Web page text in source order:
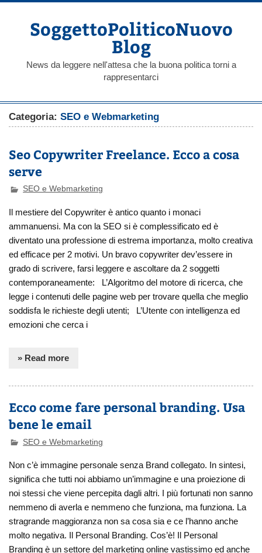
Skip
SoggettoPoliticoNuovo
Blog
News da leggere nell'attesa che la buona politica torni a
rappresentarci
Categoria:SEO e Webmarketing
Seo Copywriter Freelance. Ecco a cosa
serve
SEO e Webmarketing
Il mestiere del Copywriter è antico quanto i monaci
ammanuensi. Ma con la SEO si è complessificato ed è
diventato una professione di estrema importanza, molto creativa
ed efficace per 2 motivi. Un bravo copywriter dev’essere in
grado di scrivere, farsi leggere e ascoltare da 2 soggetti
contemporaneamente: L’Algoritmo del motore di ricerca, che
legge i contenuti delle pagine web per trovare quella che meglio
soddisfa le richieste degli utenti; L’Utente con intelligenza ed
emozioni che cerca i
» Read more
Ecco come fare personal branding. Usa
bene le email
SEO e Webmarketing
Non c’è immagine personale senza Brand collegato. In sintesi,
significa che tutti noi abbiamo un’immagine e una proiezione di
noi stessi che viene percepita dagli altri. I più fortunati non sanno
nemmeno di averla e nemmeno che funziona, ma funziona. La
stragrande maggioranza non sa cosa sia e ce l’hanno anche
molto negativa. Il Personal Branding. Cos’è! Il Personal
Branding è un settore del marketing online vastissimo ed anche